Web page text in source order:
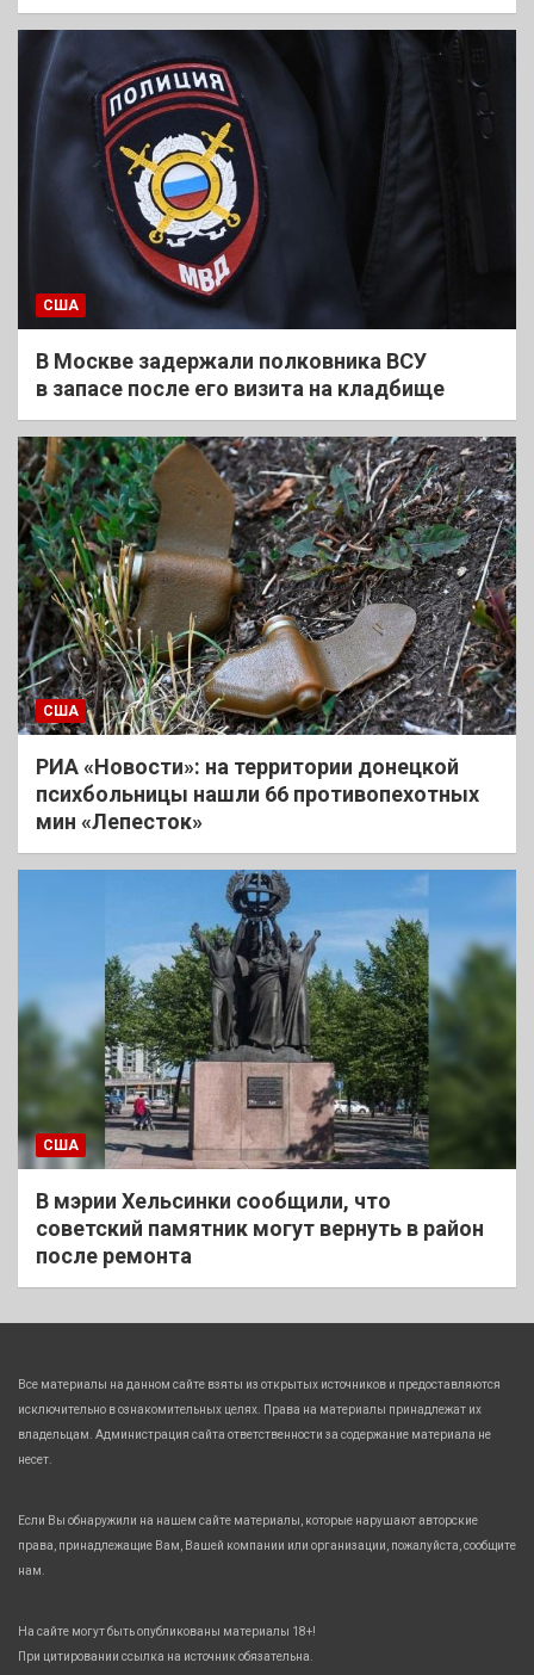
США
В Москве задержали полковника ВСУ
в запасе после его визита на кладбище
США
РИА «Новости»: на территории донецкой
психбольницы нашли 66 противопехотных
мин «Лепесток»
США
В мэрии Хельсинки сообщили, что
советский памятник могут вернуть в район
после ремонта
Все материалы на данном сайте взяты из открытых источников и предоставляются
исключительно в ознакомительных целях. Права на материалы принадлежат их
владельцам. Администрация сайта ответственности за содержание материала не
несет.
Если Вы обнаружили на нашем сайте материалы, которые нарушают авторские
права, принадлежащие Вам, Вашей компании или организации, пожалуйста, сообщите
нам.
На сайте могут быть опубликованы материалы 18+!
При цитировании ссылка на источник обязательна.